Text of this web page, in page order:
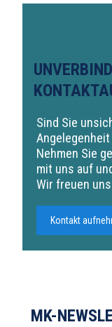
Sind Sie
Nehmen Sie
mit uns auf
Wir freuen
Kontakt
MK-